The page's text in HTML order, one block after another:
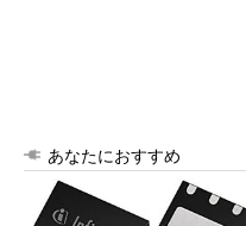
あなたにおすすめ